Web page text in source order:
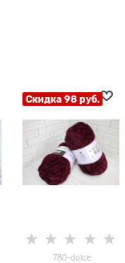
Скидка 98 руб.
780-dolce